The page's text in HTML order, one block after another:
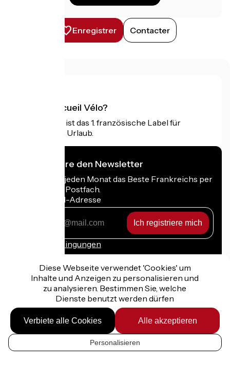
DE
Enregistrer Contacter
Was ist Accueil Vélo?
Accueil Vélo ist das 1. französische Label für
Radfahrer im Urlaub.
Ich abonniere den Newsletter
Erhalten Sie jeden Monat das Beste Frankreichs per
Rad in Ihrem Postfach.
Meine E-Mail-Adresse
Anmeldebedingungen
Gefördert im Rahmen von Destination France
Rechtliche Hinweise
Diese Webseite verwendet 'Cookies' um
Inhalte und Anzeigen zu personalisieren und
zu analysieren. Bestimmen Sie, welche
Dienste benutzt werden dürfen
Alle akzeptieren
Verbiete alle Cookies
Personalisieren